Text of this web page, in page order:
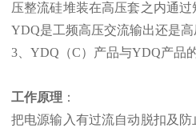
压整流硅堆装在高压套之内通
YDQ是工频高压交流输出还是高
3、YDQ（C）产品与YDQ产品
工作原理 ：
把电源输入有过流自动脱扣及